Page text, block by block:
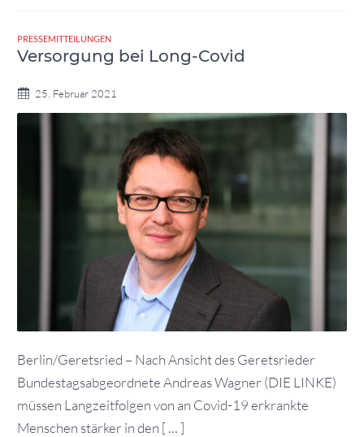
PRESSEMITTEILUNGEN
Versorgung bei Long-Covid
25. Februar 2021
Berlin/Geretsried – Nach Ansicht des Geretsrieder
Bundestagsabgeordnete Andreas Wagner (DIE LINKE)
müssen Langzeitfolgen von an Covid-19 erkrankte
Menschen stärker in den [ … ]